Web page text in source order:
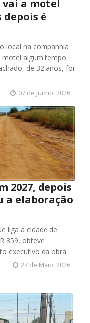
a motel
depois é
local na companhia
motel algum tempo
de 32 anos, foi
07 de Junho, 2026
2027, depois
a elaboração
liga a cidade de
359, obteve
executivo da obra.
27 de Maio, 2026